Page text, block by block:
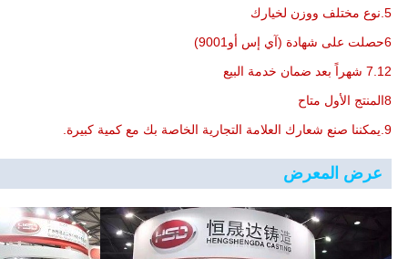
5.نوع مختلف ووزن لخيارك
6حصلت على شهادة (آي إس أو9001)
7.12 شهراً بعد ضمان خدمة البيع
8المنتج الأول متاح
9.يمكننا صنع شعارك العلامة التجارية الخاصة بك مع كمية كبيرة.
عرض المعرض